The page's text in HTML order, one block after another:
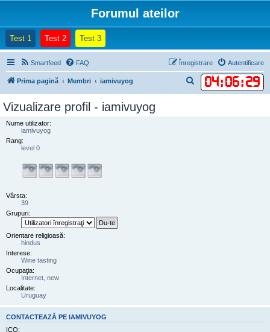
Forumul ateilor
Test 1 (Opens a new tab)
Test 2(Opens a new tab)
Test 3(Opens a new tab)
Smartfeed FAQ Autentificare
Înregistrare
Prima pagină Membri iamivuyog 04:06:29
ă
Vizualizare profil - iamivuyog
Nume utilizator:
iamivuyog
Rang:
level 0
Vârsta:
39
Grupuri:
Orientare religioasă:
hindus
Interese:
Wine tasting
Ocupaţia:
Internet, new
Localitate:
Uruguay
CONTACTEAZĂ PE IAMIVUYOG
ICQ: